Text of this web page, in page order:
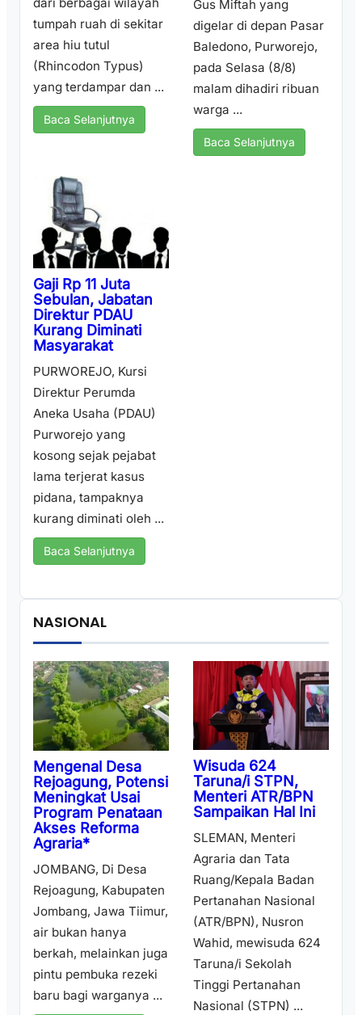
dari berbagai wilayah
tumpah ruah di sekitar
area hiu tutul
(Rhincodon Typus)
yang terdampar dan ...
Baca Selanjutnya
Gus Miftah yang
digelar di depan Pasar
Baledono, Purworejo,
pada Selasa (8/8)
malam dihadiri ribuan
warga ...
Baca Selanjutnya
Gaji Rp 11 Juta
Sebulan, Jabatan
Direktur PDAU
Kurang Diminati
Masyarakat
PURWOREJO, Kursi
Direktur Perumda
Aneka Usaha (PDAU)
Purworejo yang
kosong sejak pejabat
lama terjerat kasus
pidana, tampaknya
kurang diminati oleh ...
Baca Selanjutnya
NASIONAL
Mengenal Desa
Rejoagung, Potensi
Meningkat Usai
Program Penataan
Akses Reforma
Agraria*
JOMBANG, Di Desa
Rejoagung, Kabupaten
Jombang, Jawa Tiimur,
air bukan hanya
berkah, melainkan juga
pintu pembuka rezeki
baru bagi warganya ...
Wisuda 624
Taruna/i STPN,
Menteri ATR/BPN
Sampaikan Hal Ini
SLEMAN, Menteri
Agraria dan Tata
Ruang/Kepala Badan
Pertanahan Nasional
(ATR/BPN), Nusron
Wahid, mewisuda 624
Taruna/i Sekolah
Tinggi Pertanahan
Nasional (STPN) ...